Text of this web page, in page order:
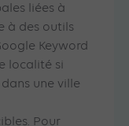
liées à
à des outils
Keyword
localité si
une ville
Pour